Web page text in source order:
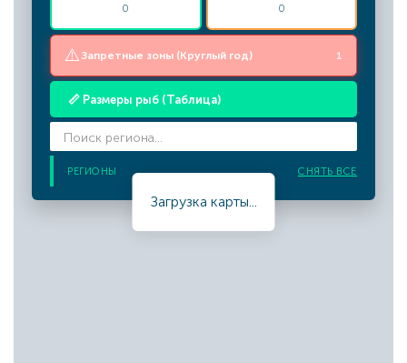
Загрузка карты...
0 0
⚠️ Запретные зоны (Круглый год) 1
📏 Размеры рыб (Таблица)
РЕГИОНЫ СНЯТЬ ВСЕ